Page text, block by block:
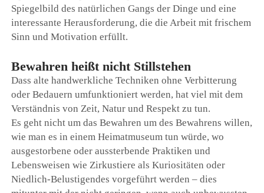
Spiegelbild des natürlichen Gangs der Dinge und eine
interessante Herausforderung, die die Arbeit mit frischem
Sinn und Motivation erfüllt.
Bewahren heißt nicht Stillstehen
Dass alte handwerkliche Techniken ohne Verbitterung
oder Bedauern umfunktioniert werden, hat viel mit dem
Verständnis von Zeit, Natur und Respekt zu tun.
Es geht nicht um das Bewahren um des Bewahrens willen,
wie man es in einem Heimatmuseum tun würde, wo
ausgestorbene oder aussterbende Praktiken und
Lebensweisen wie Zirkustiere als Kuriositäten oder
Niedlich-Belustigendes vorgeführt werden – dies